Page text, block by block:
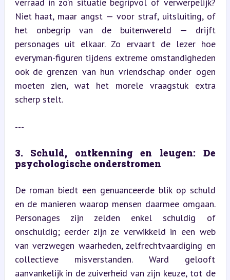
Niet haat, maar angst — voor straf, uitsluiting, of
het onbegrip van de buitenwereld — drijft
personages uit elkaar. Zo ervaart de lezer hoe
everyman-figuren tijdens extreme omstandigheden
ook de grenzen van hun vriendschap onder ogen
moeten zien, wat het morele vraagstuk extra
scherp stelt.
---
3. Schuld, ontkenning en leugen: De
psychologische onderstromen
De roman biedt een genuanceerde blik op schuld
en de manieren waarop mensen daarmee omgaan.
Personages zijn zelden enkel schuldig of
onschuldig; eerder zijn ze verwikkeld in een web
van verzwegen waarheden, zelfrechtvaardiging en
collectieve misverstanden. Ward gelooft
aanvankelijk in de zuiverheid van zijn keuze, tot de